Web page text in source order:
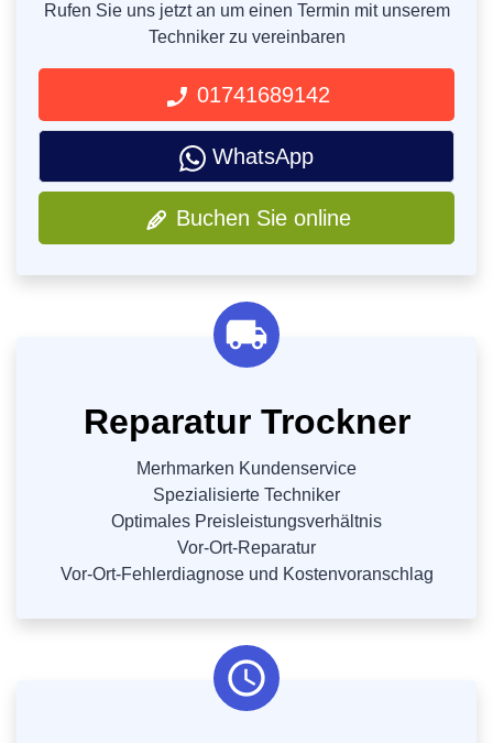
Rufen Sie uns jetzt an um einen Termin mit unserem
Techniker zu vereinbaren
01741689142
WhatsApp
Buchen Sie online
Reparatur Trockner
Merhmarken Kundenservice
Spezialisierte Techniker
Optimales Preisleistungsverhältnis
Vor-Ort-Reparatur
Vor-Ort-Fehlerdiagnose und Kostenvoranschlag